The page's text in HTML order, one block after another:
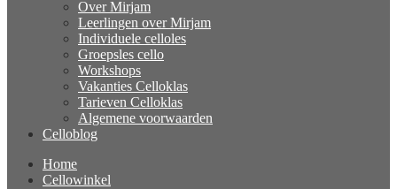
Over Mirjam
Leerlingen over Mirjam
Individuele celloles
Groepsles cello
Workshops
Vakanties Celloklas
Tarieven Celloklas
Algemene voorwaarden
Celloblog
Home
Cellowinkel